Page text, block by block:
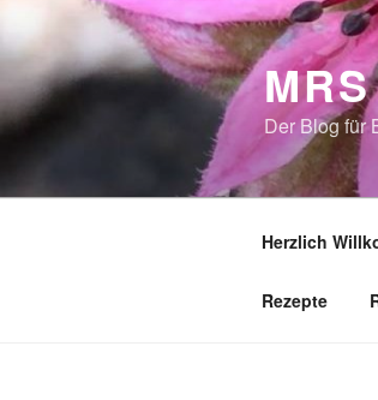
Inhalt
springen
Der Blog für
Herzlich
Rezepte